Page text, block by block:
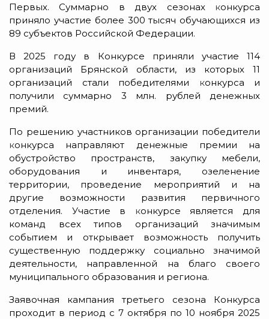
Первых. Суммарно в двух
сезонах конкурса
приняло участие более 300 тысяч обучающихся из
89 субъектов Российской Федерации.
В 2025 году в Конкурсе приняли участие 114
организаций Брянской области, из которых 11
организаций стали победителями конкурса и
получили суммарно 3 млн. рублей денежных
премий.
По решению участников организации победители
конкурса направляют денежные премии на
обустройство пространств, закупку мебели,
оборудования и инвентаря, озеленение
территории, проведение мероприятий и на
другие возможности развития первичного
отделения. Участие в конкурсе является для
команд всех типов организаций значимым
событием и открывает возможность получить
существенную поддержку социально значимой
деятельности, направленной на благо своего
муниципального образования и региона.
Заявочная кампания третьего сезона Конкурса
проходит в период с 7 октября по 10 ноября 2025